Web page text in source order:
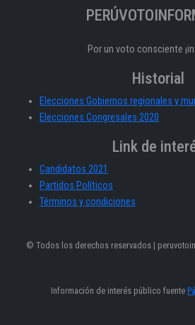
Por un voto consciente
Historial
Elecciones Gobiernos regionales y
Elecciones Congresales 2020
Link de
Candidatos 2021
Partidos Políticos
Términos y condiciones
© Todos los derechos reservados |
Información de interés público fuente